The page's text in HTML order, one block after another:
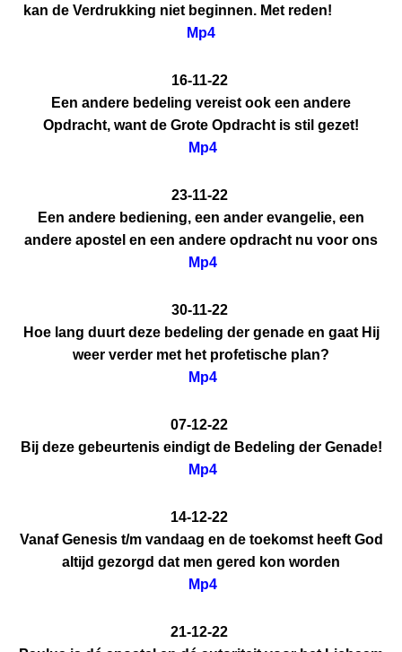
kan de Verdrukking niet beginnen. Met reden!
Mp4
16-11-22
Een andere bedeling vereist ook een andere
Opdracht, want de Grote Opdracht is stil gezet!
Mp4
23-11-22
Een andere bediening, een ander evangelie, een
andere apostel en een andere opdracht nu voor ons
Mp4
30-11-22
Hoe lang duurt deze bedeling der genade en gaat Hij
weer verder met het profetische plan?
Mp4
07-12-22
Bij deze gebeurtenis eindigt de Bedeling der Genade!
Mp4
14-12-22
Vanaf Genesis t/m vandaag en de toekomst heeft God
altijd gezorgd dat men gered kon worden
Mp4
21-12-22